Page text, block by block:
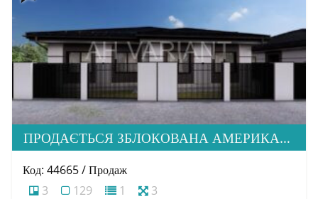
ПРОДАЄТЬСЯ ЗБЛОКОВАНА АМЕРИКАНКА НА СТАДІЇ БУДІВНИЦТВА В С. СТОРОЖНИЦЯ
Код: 44665 / Продаж
3
129 1 3